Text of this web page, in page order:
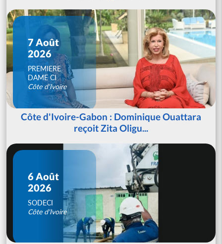
7 Août
2026
PREMIERE
DAME CI
Côte d'Ivoire
Côte d'Ivoire-Gabon : Dominique Ouattara
reçoit Zita Oligu...
6 Août
2026
SODECI
Côte d'Ivoire